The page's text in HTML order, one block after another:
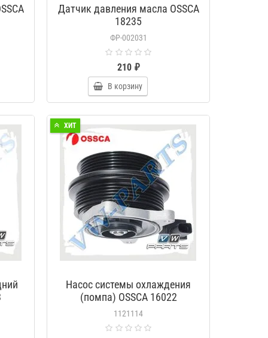
Датчик давления масла OSSCA
18235
ФР-002031
210 ₽
В корзину
ХИТ
Насос системы охлаждения
(помпа) OSSCA 16022
1121114